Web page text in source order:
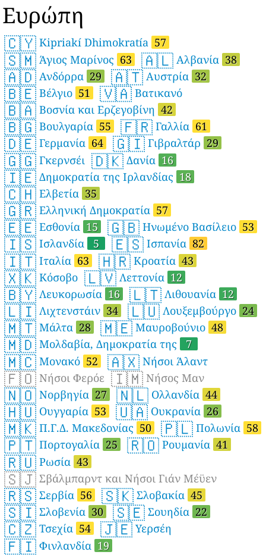
Ευρώπη
🇨🇾 Kipriakí Dhimokratía 57
🇸🇲 Άγιος Μαρίνος 63 🇦🇱 Αλβανία 38
🇦🇩 Ανδόρρα 29 🇦🇹 Αυστρία 32
🇧🇪 Βέλγιο 51 🇻🇦 Βατικανό
🇧🇦 Βοσνία και Ερζεγοβίνη 42
🇧🇬 Βουλγαρία 55 🇫🇷 Γαλλία 61
🇩🇪 Γερμανία 64 🇬🇮 Γιβραλτάρ 29
🇬🇬 Γκερνσέι 🇩🇰 Δανία 16
🇮🇪 Δημοκρατία της Ιρλανδίας 18
🇨🇭 Ελβετία 35
🇬🇷 Ελληνική Δημοκρατία 57
🇪🇪 Εσθονία 15 🇬🇧 Ηνωμένο Βασίλειο 53
🇮🇸 Ισλανδία 5 🇪🇸 Ισπανία 82
🇮🇹 Ιταλία 63 🇭🇷 Κροατία 43
🇽🇰 Κόσοβο 🇱🇻 Λεττονία 12
🇧🇾 Λευκορωσία 16 🇱🇹 Λιθουανία 12
🇱🇮 Λιχτενστάιν 34 🇱🇺 Λουξεμβούργο 24
🇲🇹 Μάλτα 28 🇲🇪 Μαυροβούνιο 48
🇲🇩 Μολδαβία, Δημοκρατία της 7
🇲🇨 Μονακό 52 🇦🇽 Νήσοι Άλαντ
🇫🇴 Νήσοι Φερόε 🇮🇲 Νήσος Μαν
🇳🇴 Νορβηγία 27 🇳🇱 Ολλανδία 44
🇭🇺 Ουγγαρία 53 🇺🇦 Ουκρανία 26
🇲🇰 Π.Γ.Δ. Μακεδονίας 50 🇵🇱 Πολωνία 58
🇵🇹 Πορτογαλία 25 🇷🇴 Ρουμανία 41
🇷🇺 Ρωσία 43
🇸🇯 Σβάλμπαρντ και Νήσοι Γιάν Μέϋεν
🇷🇸 Σερβία 56 🇸🇰 Σλοβακία 45
🇸🇮 Σλοβενία 30 🇸🇪 Σουηδία 22
🇨🇿 Τσεχία 54 🇯🇪 Υερσέη
🇫🇮 Φινλανδία 19